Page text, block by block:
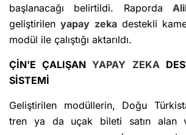
başlanacağı belirtildi. Raporda
geliştirilenyapay zekadestekli
modül ile çalıştığı aktarıldı.
ÇİN'E ÇALIŞANYAPAY ZEKA
SİSTEMİ
Geliştirilen modüllerin, Doğu
tren ya da uçak bileti satın alan